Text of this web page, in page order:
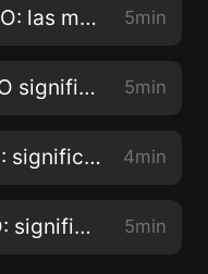
Tarascada | DiccionAMLO: las mejores frases del presidente 5min
Zopilotear | DiccionAMLO significado de las jergas hispanas 5min
Cochupo | DiccionAMLO: significado del vocabulario electoral 4min
Leguyelo | DiccionAMLO: significado de las palabras favoritas del presidente 5min